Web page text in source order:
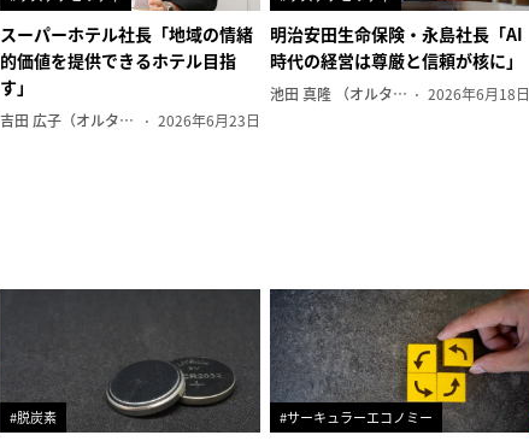
スーパーホテル社長「地域の情緒
的価値を提供できるホテル目指
す」
吉田 広子（オルタナ輪番編集長） 2026年6月23日
明治安田生命保険・永島社長「AI
時代の経営は尊厳と信頼が核に」
池田 真隆 （オルタナ輪番編集長） 2026年6月18日
#脱炭素 #サーキュラーエコノミー